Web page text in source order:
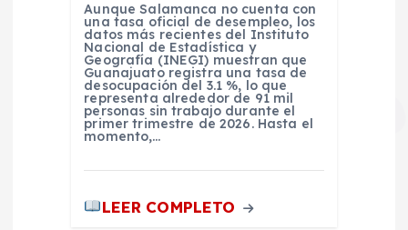
Aunque Salamanca no cuenta con
una tasa oficial de desempleo, los
datos más recientes del Instituto
Nacional de Estadística y
Geografía (INEGI) muestran que
Guanajuato registra una tasa de
desocupación del 3.1 %, lo que
representa alrededor de 91 mil
personas sin trabajo durante el
primer trimestre de 2026. Hasta el
momento,…
LEER COMPLETO